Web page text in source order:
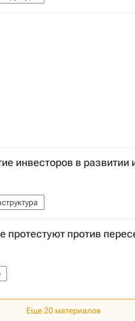
инвесторов в развитии
против
Еще 20 материалов